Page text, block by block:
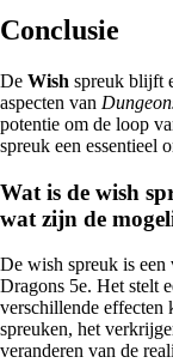
Conclusie
De Wish spreuk blijft
aspecten van
potentie om de loop
spreuk een essentieel
Wat is de wish
wat zijn de
De wish spreuk is
Dragons 5e. Het stelt
verschillende effecten
spreuken, het
veranderen van de